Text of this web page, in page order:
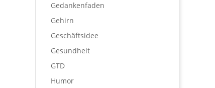
Gedankenfaden
Gehirn
Geschäftsidee
Gesundheit
GTD
Humor